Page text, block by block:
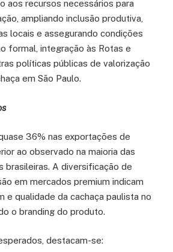
aos recursos necessários para
ampliando inclusão produtiva,
locais e assegurando condições
formal, integração às Rotas e
políticas públicas de valorização
em São Paulo.
36% nas exportações de
ao observado na maioria das
brasileiras. A diversificação de
em mercados premium indicam
e qualidade da cachaça paulista no
o branding do produto.
destacam-se: